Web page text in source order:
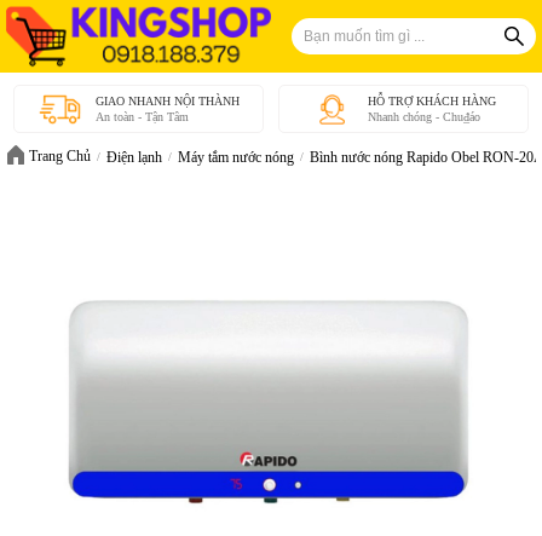
GIAO NHANH NỘI THÀNH
An toàn - Tận Tâm
HỖ TRỢ KHÁCH HÀNG
Nhanh chóng - Chu₫áo
Trang Chủ Điện lạnh Máy tắm nước nóng Bình nước nóng Rapido Obel RON-